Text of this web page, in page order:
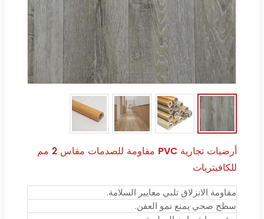
أرضيات تجارية PVC مقاومة للصدمات مقاس 2 مم
للكافيتريات
مقاومة الانزلاق تلبي معايير السلامة.
سطح صحي يمنع نمو العفن.